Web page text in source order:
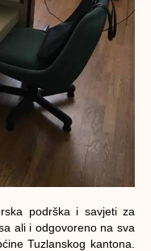
podrška i savjeti za
ali i odgovoreno na sva
Tuzlanskog kantona.